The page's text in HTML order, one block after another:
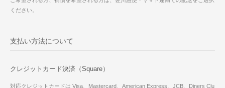
ください。
支払い方法について
クレジットカード決済（Square）
対応クレジットカードは Visa、Mastercard、American Express、JCB、Diners Clu